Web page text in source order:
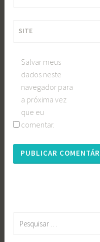
SITE
Salvar meus
dados neste
navegador para
a próxima vez
que eu
comentar.